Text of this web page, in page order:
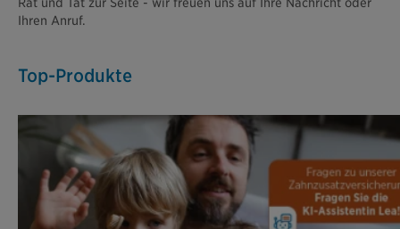
Ihren Anruf.
Top-Produkte